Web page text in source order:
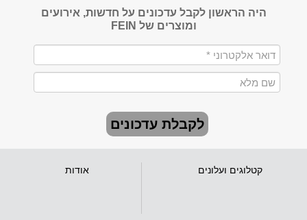
היה הראשון לקבל עדכונים על חדשות, אירועים
ומוצרים של FEIN
לקבלת עדכונים
קטלוגים ועלונים אודות